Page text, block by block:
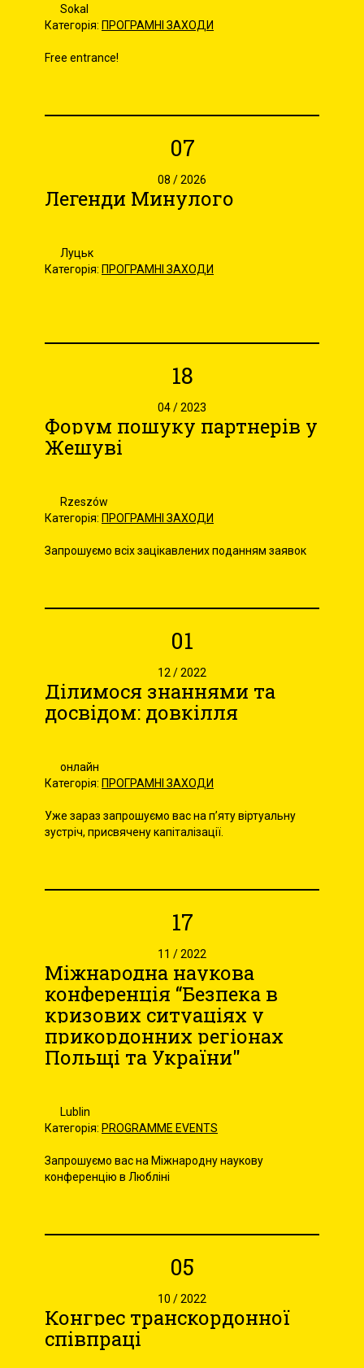
Sokal
Категорія: ПРОГРАМНІ ЗАХОДИ
Free entrance!
07
08 / 2026
Легенди Минулого
Луцьк
Категорія: ПРОГРАМНІ ЗАХОДИ
18
04 / 2023
Форум пошуку партнерів у
Жешуві
Rzeszów
Категорія: ПРОГРАМНІ ЗАХОДИ
Запрошуємо всіх зацікавлених поданням заявок
01
12 / 2022
Ділимося знаннями та
досвідом: довкілля
онлайн
Категорія: ПРОГРАМНІ ЗАХОДИ
Уже зараз запрошуємо вас на п’яту віртуальну
зустріч, присвячену капіталізації.
17
11 / 2022
Міжнародна наукова
конференція “Безпека в
кризових ситуацiях у
прикордонних регiонах
Польщi та України"
Lublin
Категорія: PROGRAMME EVENTS
Запрошуємо вас на Міжнародну наукову
конференцію в Любліні
05
10 / 2022
Конгрес транскордонної
співпраці